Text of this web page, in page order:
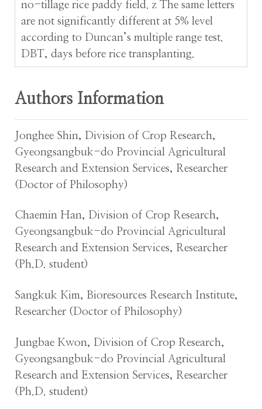
no-tillage rice paddy field. z The same letters
are not significantly different at 5% level
according to Duncan’s multiple range test.
DBT, days before rice transplanting.
Authors Information
Jonghee Shin, Division of Crop Research,
Gyeongsangbuk-do Provincial Agricultural
Research and Extension Services, Researcher
(Doctor of Philosophy)
Chaemin Han, Division of Crop Research,
Gyeongsangbuk-do Provincial Agricultural
Research and Extension Services, Researcher
(Ph.D. student)
Sangkuk Kim, Bioresources Research Institute,
Researcher (Doctor of Philosophy)
Jungbae Kwon, Division of Crop Research,
Gyeongsangbuk-do Provincial Agricultural
Research and Extension Services, Researcher
(Ph.D. student)